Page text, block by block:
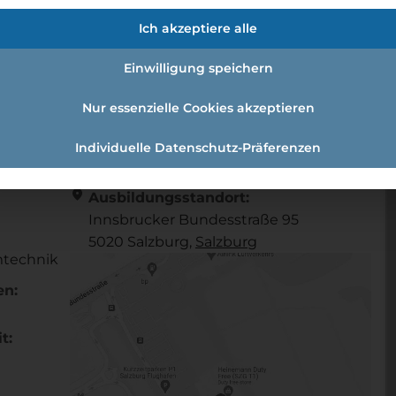
location_on Ausbildungsstandort:
Innsbrucker Bundesstraße 95
5020 Salzburg, Salzburg
Ich akzeptiere alle
Einwilligung speichern
Nur essenzielle Cookies akzeptieren
Individuelle Datenschutz-Präferenzen